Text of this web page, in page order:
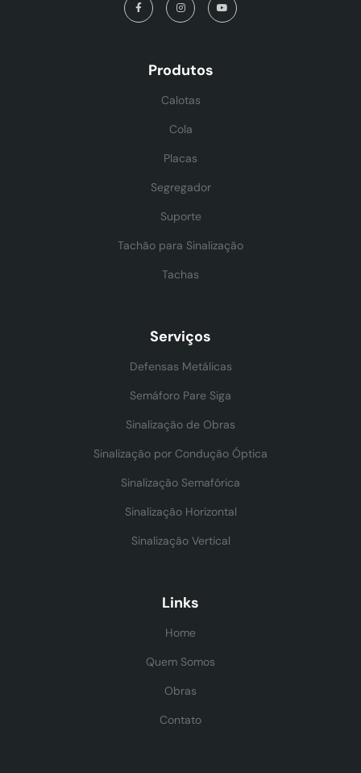
Produtos
Calotas
Cola
Placas
Segregador
Suporte
Tachão para Sinalização
Tachas
Serviços
Defensas Metálicas
Semáforo Pare Siga
Sinalização de Obras
Sinalização por Condução Óptica
Sinalização Semafórica
Sinalização Horizontal
Sinalização Vertical
Links
Home
Quem Somos
Obras
Contato